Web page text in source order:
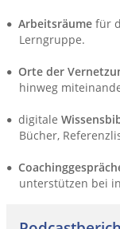
Arbeitsräume für
Lerngruppe.
Orte der
hinweg
digitale
Bücher,
unterstützen bei